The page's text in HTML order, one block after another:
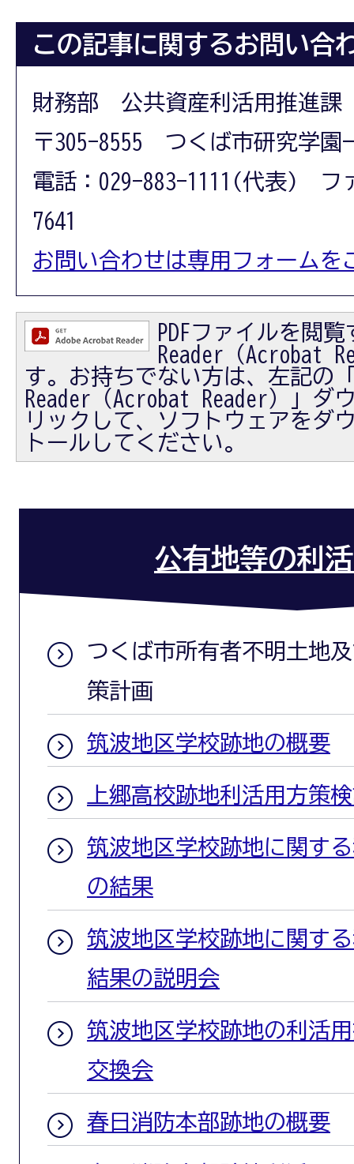
この記事に関するお問い合
財務部 公共資産利活用推進課
〒305-8555 つくば市研究学園
電話：029-883-1111(代表) フ
7641
お問い合わせは専用フォームを
PDFファイルを閲
Reader（Acrobat
す。お持ちでない方は、左記の
Reader（Acrobat Reader）」ダ
リックして、ソフトウェアをダ
トールしてください。
公有地等の利
つくば市所有者不明土地
策計画
筑波地区学校跡地の概要
上郷高校跡地利活用方策
筑波地区学校跡地に関す
の結果
筑波地区学校跡地に関す
結果の説明会
筑波地区学校跡地の利活
交換会
春日消防本部跡地の概要